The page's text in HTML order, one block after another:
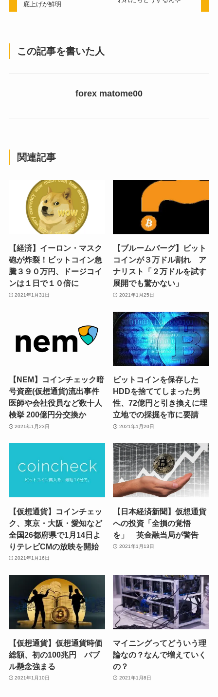
底上げが鮮明
この記事を書いた人
forex matome00
関連記事
【経済】イーロン・マスク
砲が炸裂！ビットコイン急
騰３９０万円、ドージコイ
ンは１日で１０倍に
2021年1月31日
【ブルームバーグ】ビット
コインが３万ドル割れ ア
ナリスト「２万ドルを試す
展開でも驚かない」
2021年1月25日
【NEM】コインチェック暗
号資産(仮想通貨)流出事件
医師や会社役員など数十人
検挙 200億円分交換か
2021年1月23日
ビットコインを保存した
HDDを捨ててしまった男
性、72億円と引き換えに埋
立地での採掘を市に要請
2021年1月20日
【仮想通貨】コインチェッ
ク、東京・大阪・愛知など
全国26都府県で1月14日よ
りテレビCMの放映を開始
2021年1月16日
【日本経済新聞】仮想通貨
への投資「全損の覚悟
を」 英金融当局が警告
2021年1月13日
【仮想通貨】仮想通貨時価
総額、初の100兆円 バブ
ル懸念強まる
2021年1月10日
マイニングってどういう理
論なの？なんで増えていく
の？
2021年1月8日